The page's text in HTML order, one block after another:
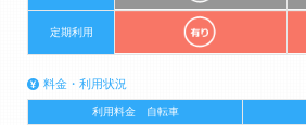
定期利用
料金・利用状況
利用料金 自転車